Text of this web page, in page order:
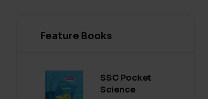
Feature Books
SSC Pocket
Science